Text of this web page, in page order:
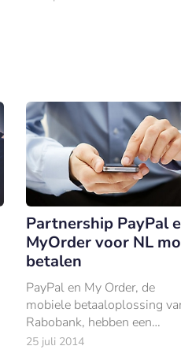
Partnership PayPal
MyOrder voor NL
betalen
PayPal en My Order, de
mobiele betaaloplossing
Rabobank, hebben een
overeenkomst gesloten om
25 juli 2014